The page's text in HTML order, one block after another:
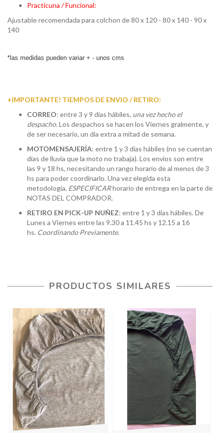
Practicuna / Funcional:
Ajustable recomendada para colchon de 80 x 120 - 80 x 140 - 90 x
140
*las medidas pueden variar + - unos cms
+IMPORTANTE! TIEMPOS DE ENVIO / RETIRO:
CORREO: entre 3 y 9 días hábiles, una vez hecho el
despacho. Los despachos se hacen los Viernes gralmente, y
de ser necesario, un dia extra a mitad de semana.
MOTOMENSAJERÍA: entre 1 y 3 días hábiles (no se cuentan
días de lluvia que la moto no trabaja). Los envios son entre
las 9 y 18 hs, necesitando un rango horario de al menos de 3
hs para poder coordinarlo. Una vez elegida esta
metodología, ESPECIFICARhorario de entrega en la parte de
NOTAS DEL COMPRADOR.
RETIRO EN PICK-UP NUÑEZ: entre 1 y 3 dias hábiles. De
Lunes a Viernes entre las 9.30 a 11.45 hs y 12.15 a 16
hs. Coordinando Previamente.
PRODUCTOS SIMILARES